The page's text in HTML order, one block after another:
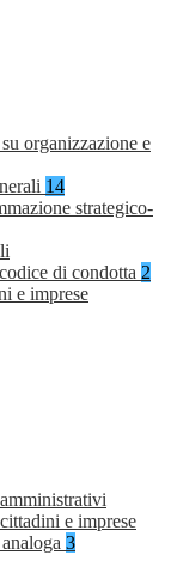
organizzazione e
14
strategico-
di condotta 2
e imprese
e imprese
3